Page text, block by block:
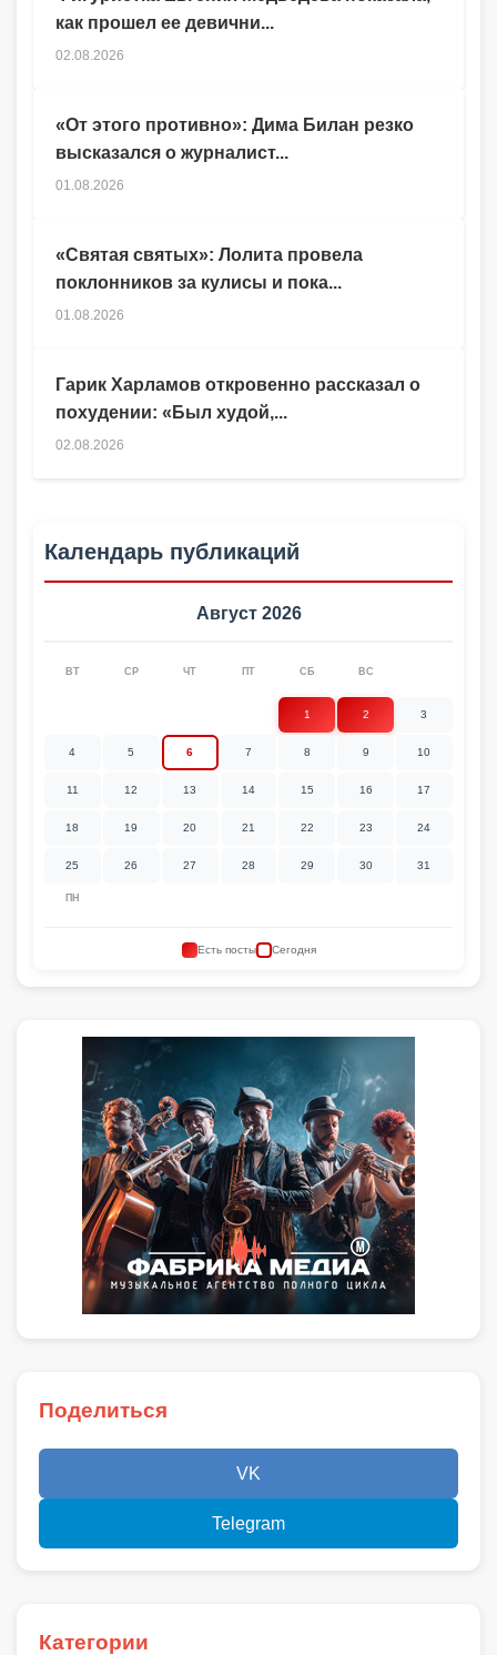
Гарик Харламов откровенно рассказал о
похудении: «Был худой,...
02.08.2026
как прошел ее девични...
02.08.2026
«От этого противно»: Дима Билан резко
высказался о журналист...
01.08.2026
«Святая святых»: Лолита провела
поклонников за кулисы и пока...
01.08.2026
Календарь публикаций
Август 2026
ПН
ВТ СР ЧТ ПТ СБ ВС
1 2 3
4 5 6 7 8 9 10
11 12 13 14 15 16 17
18 19 20 21 22 23 24
25 26 27 28 29 30 31
Есть посты Сегодня
Поделиться
VK
Telegram
Категории